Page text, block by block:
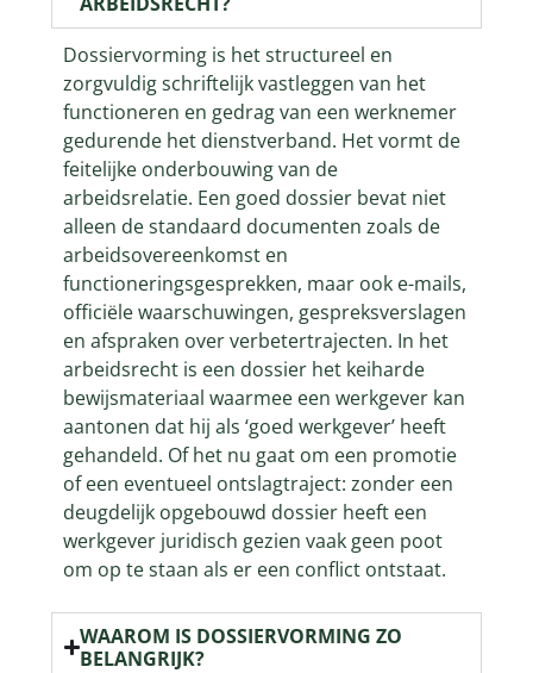
Dossiervorming is het structureel en
zorgvuldig schriftelijk vastleggen van het
functioneren en gedrag van een werknemer
gedurende het dienstverband. Het vormt de
feitelijke onderbouwing van de
arbeidsrelatie. Een goed dossier bevat niet
alleen de standaard documenten zoals de
arbeidsovereenkomst en
functioneringsgesprekken, maar ook e-mails,
officiële waarschuwingen, gespreksverslagen
en afspraken over verbetertrajecten. In het
arbeidsrecht is een dossier het keiharde
bewijsmateriaal waarmee een werkgever kan
aantonen dat hij als ‘goed werkgever’ heeft
gehandeld. Of het nu gaat om een promotie
of een eventueel ontslagtraject: zonder een
deugdelijk opgebouwd dossier heeft een
werkgever juridisch gezien vaak geen poot
om op te staan als er een conflict ontstaat.
WAAROM IS DOSSIERVORMING ZO
BELANGRIJK?